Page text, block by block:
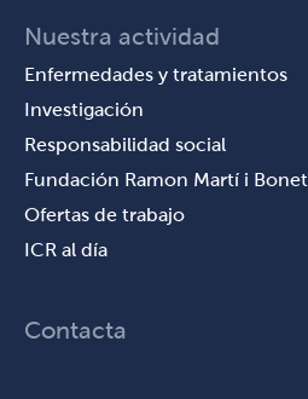
Nuestra actividad
Enfermedades y tratamientos
Investigación
Responsabilidad social
Fundación Ramon Martí i Bonet
Ofertas de trabajo
ICR al día
Contacta